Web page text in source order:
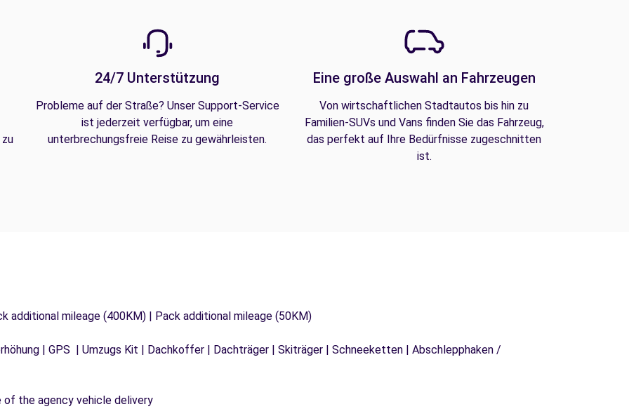
24/7 Unterstützung
Probleme auf der Straße? Unser Support-Service
ist jederzeit verfügbar, um eine
unterbrechungsfreie Reise zu gewährleisten.
Eine große Auswahl an Fahrzeugen
Von wirtschaftlichen Stadtautos bis hin zu
Familien-SUVs und Vans finden Sie das Fahrzeug,
das perfekt auf Ihre Bedürfnisse zugeschnitten
ist.
additional mileage (400KM) | Pack additional mileage (50KM)
| GPS | Umzugs Kit | Dachkoffer | Dachträger | Skiträger | Schneeketten | Abschlepphaken /
the agency vehicle delivery